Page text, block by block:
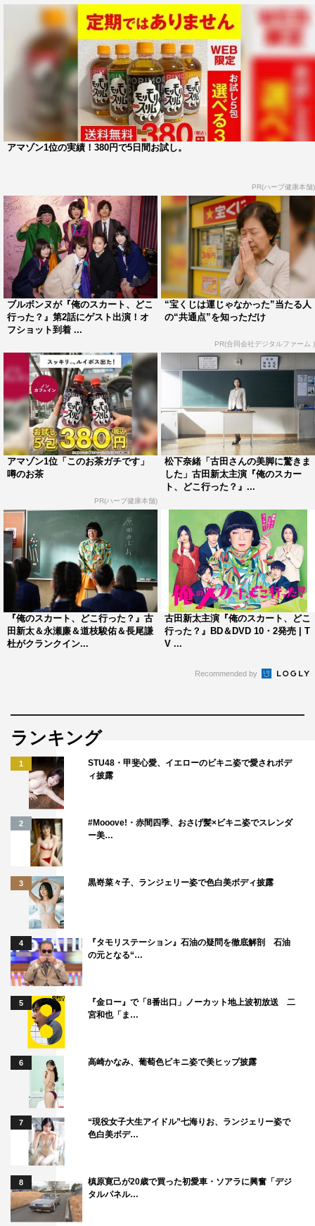
装家の高校教師だから、生徒の男子女子で分け隔てなく相
談に乗れるし本音でキツいことも言えるかなと思っていま
す。原田のぶおは結構歯に衣着せぬ言い方をする人なの
で、生徒と本音で語れるというか、教育の現場だからとい
う忖度がないイメージです。ぶっきらぼうに見えることも
あると思うけど、教師としての本質が見えてくれば、嫌わ
れない人なんだろうと思います」と。
わいこちゃんの生活の悩みを見て共感し、おじさんの女装
家がズケズケ言うのを見てゲラゲラ笑うというドラマにな
れば、若い人たちも楽しめるドラマになるんじゃないかと
思います。きっといいドラマになると思うので、ふざけら
れるところはふざけていたいな。これで低視聴率ならただ
のミスキャストですよ（笑）。おいらの責任じゃない
（笑）」とコメントしている。
キャラクター（原田のぶお）監修を務めるブルボンヌは
「女装しちゃうアラフィフのゲイが学校で教える。ってこ
れアタシがモデルですよね？最初に企画をうかがったとき
は、末席でくすぶってたオネエキャラに注目してくれるな
んて、と小躍りしたんですけど、何だよ偶然かよ！まあそ
れでも、最高にシンパシーを感じる設定のドラマが登場し
て感無量ですぅ。ただね、アタシが高校や大学の生徒さん
に授業をしたのは、あくまで派手なゲストを呼んでくださ
るイベント講義。毎日一緒の担任の先生が、自身を女性と
思うトランスジェンダーではなく、ゲイ男性としてあえて
女装をするなんて、という疑問も。その答えも含め、“オ
ネエ”というあいまいな言葉の奥にある、人間の多様性を
どんな風に描いてくれるのか、しかと見届けたい！でも、
女装っぷりに定評のある古田新太さんが演じるなら、きっ
とカッコよく生徒たちに向き合ってくれるはずよね。ドラ
マ史上初のとんでもないキャラクターを、生んで～！」と
期待を寄せている。
4月20日（土）スタート
毎週土曜 後10・00
脚本：櫻井智也、加藤拓也
音楽：井筒昭雄
チーフプロデューサー：池田健司
プロデューサー：大倉寛子、茂山佳則（AXON）
IPプロデューサー：植野浩之
キャラクター（原田のぶお）監修：ブルボンヌ、白川大介
演出：狩山俊輔、水野格
古田新太
アマゾン1位の実績！380円で5日間お試し。
PR(ハーブ健康本舗)
ブルボンヌが『俺のスカート、どこ
行った？』第2話にゲスト出演！オ
フショット到着 ...
“宝くじは運じゃなかった”当たる人
の“共通点”を知っただけ
PR(合同会社デジタルファーム )
アマゾン1位「このお茶ガチです」
噂のお茶
PR(ハーブ健康本舗)
松下奈緒「古田さんの美脚に驚きま
した」古田新太主演『俺のスカー
ト、どこ行った？』...
『俺のスカート、どこ行った？』古
田新太＆永瀬廉＆道枝駿佑＆長尾謙
杜がクランクイン...
古田新太主演『俺のスカート、どこ
行った？』BD＆DVD 10・2発売 | T
V ...
Recommended by
ランキング
1
STU48・甲斐心愛、イエローのビキニ姿で愛されボデ
ィ披露
2
#Mooove!・赤間四季、おさげ髪×ビキニ姿でスレンダ
ー美…
3 黒嵜菜々子、ランジェリー姿で色白美ボディ披露
4
『タモリステーション』石油の疑問を徹底解剖 石油
の元となる“…
5
『金ロー』で「8番出口」ノーカット地上波初放送 二
宮和也「ま…
6 高崎かなみ、葡萄色ビキニ姿で美ヒップ披露
7
“現役女子大生アイドル”七海りお、ランジェリー姿で
色白美ボデ…
8
槙原寛己が20歳で買った初愛車・ソアラに興奮「デジ
タルパネル…